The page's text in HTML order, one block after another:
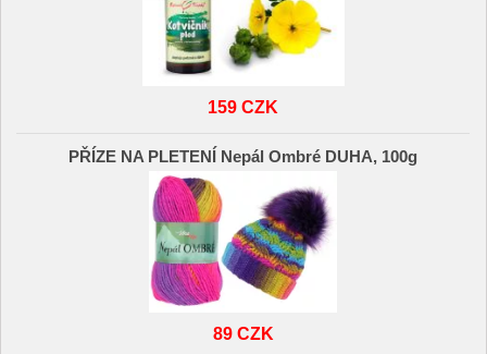
159 CZK
PŘÍZE NA PLETENÍ Nepál Ombré DUHA, 100g
89 CZK